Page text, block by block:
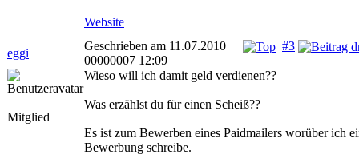
Website
eggi
#3
Geschrieben am 11.07.2010
00000007 12:09
Mitglied
Wieso will ich damit geld verdienen??
Was erzählst du für einen Scheiß??
Es ist zum Bewerben eines Paidmailers worüber ich
Bewerbung schreibe.